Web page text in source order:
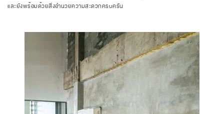
และยังพร้อมด้วยสิ่งอำนวยความสะดวกครบครัน